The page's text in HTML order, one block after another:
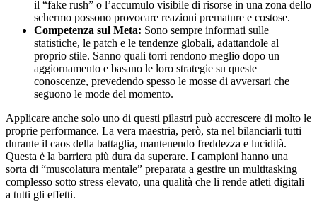
il “fake rush” o l’accumulo visibile di risorse in una zona dello
schermo possono provocare reazioni premature e costose.
Competenza sul Meta: Sono sempre informati sulle
statistiche, le patch e le tendenze globali, adattandole al
proprio stile. Sanno quali torri rendono meglio dopo un
aggiornamento e basano le loro strategie su queste
conoscenze, prevedendo spesso le mosse di avversari che
seguono le mode del momento.
Applicare anche solo uno di questi pilastri può accrescere di molto le
proprie performance. La vera maestria, però, sta nel bilanciarli tutti
durante il caos della battaglia, mantenendo freddezza e lucidità.
Questa è la barriera più dura da superare. I campioni hanno una
sorta di “muscolatura mentale” preparata a gestire un multitasking
complesso sotto stress elevato, una qualità che li rende atleti digitali
a tutti gli effetti.